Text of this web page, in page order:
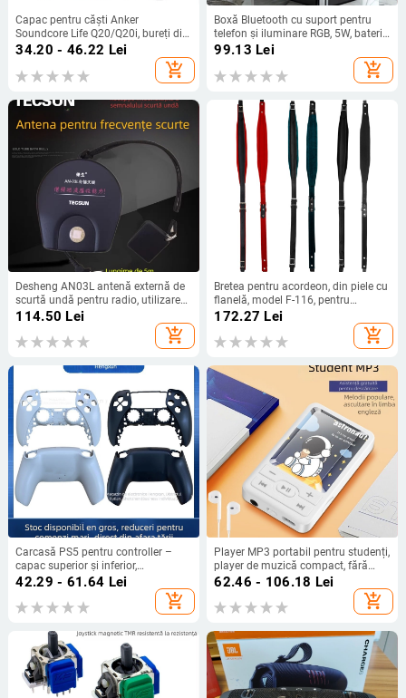
Capac pentru căști Anker
Soundcore Life Q20/Q20i, bureți din
piele proteică, montaj ușor
34.20 - 46.22 Lei
add_shopping_cart
Boxă Bluetooth cu suport pentru
telefon și iluminare RGB, 5W, baterie
încorporată 1200–2000 mAh,
Bluetooth 5.3, răspuns în frecvență
100 Hz–20 kHz, SNR ≥70 dB
99.13 Lei
add_shopping_cart
Desheng AN03L antenă externă de
scurtă undă pentru radio, utilizare
în exterior
114.50 Lei
add_shopping_cart
Bretea pentru acordeon, din piele cu
flanelă, model F-116, pentru
instrumente cu tastatură
172.27 Lei
add_shopping_cart
Carcasă PS5 pentru controller –
capac superior și inferior,
compatibil cu PS5 gamepad, nouă,
42.29 - 61.64 Lei
add_shopping_cart
Player MP3 portabil pentru studenți,
player de muzică compact, fără
înregistrare video
62.46 - 106.18 Lei
add_shopping_cart